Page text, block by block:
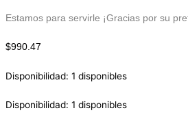
Estamos para servirle ¡Gracias por su
$990.47
Disponibilidad: 1 disponibles
Disponibilidad: 1 disponibles